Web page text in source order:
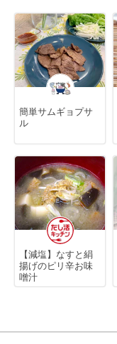
簡単サムギョプサ
ル
【減塩】なすと絹
揚げのピリ辛お味
噌汁